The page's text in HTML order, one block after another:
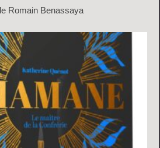
Romain Benassaya